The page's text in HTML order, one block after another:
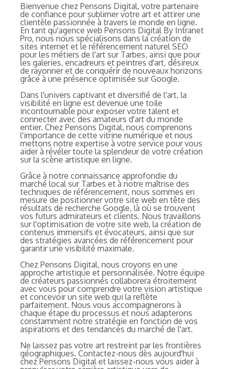
Bienvenue chez Pensons Digital, votre partenaire
de confiance pour sublimer votre art et attirer une
clientèle passionnée à travers le monde en ligne.
En tant qu'agence web Pensons Digital By Intranet
Pro, nous nous spécialisons dans la création de
sites internet et le référencement naturel SEO
pour les métiers de l'art sur Tarbes, ainsi que pour
les galeries, encadreurs et peintres d'art, désireux
de rayonner et de conquérir de nouveaux horizons
grâce à une présence optimisée sur Google.
Dans l'univers captivant et diversifié de l'art, la
visibilité en ligne est devenue une toile
incontournable pour exposer votre talent et
connecter avec des amateurs d'art du monde
entier. Chez Pensons Digital, nous comprenons
l'importance de cette vitrine numérique et nous
mettons notre expertise à votre service pour vous
aider à révéler toute la splendeur de votre création
sur la scène artistique en ligne.
Grâce à notre connaissance approfondie du
marché local sur Tarbes et à notre maîtrise des
techniques de référencement, nous sommes en
mesure de positionner votre site web en tête des
résultats de recherche Google, là où se trouvent
vos futurs admirateurs et clients. Nous travaillons
sur l'optimisation de votre site web, la création de
contenus immersifs et évocateurs, ainsi que sur
des stratégies avancées de référencement pour
garantir une visibilité maximale.
Chez Pensons Digital, nous croyons en une
approche artistique et personnalisée. Notre équipe
de créateurs passionnés collaborera étroitement
avec vous pour comprendre votre vision artistique
et concevoir un site web qui la reflète
parfaitement. Nous vous accompagnerons à
chaque étape du processus et nous adapterons
constamment notre stratégie en fonction de vos
aspirations et des tendances du marché de l'art.
Ne laissez pas votre art restreint par les frontières
géographiques. Contactez-nous dès aujourd'hui
chez Pensons Digital et laissez-nous vous aider à